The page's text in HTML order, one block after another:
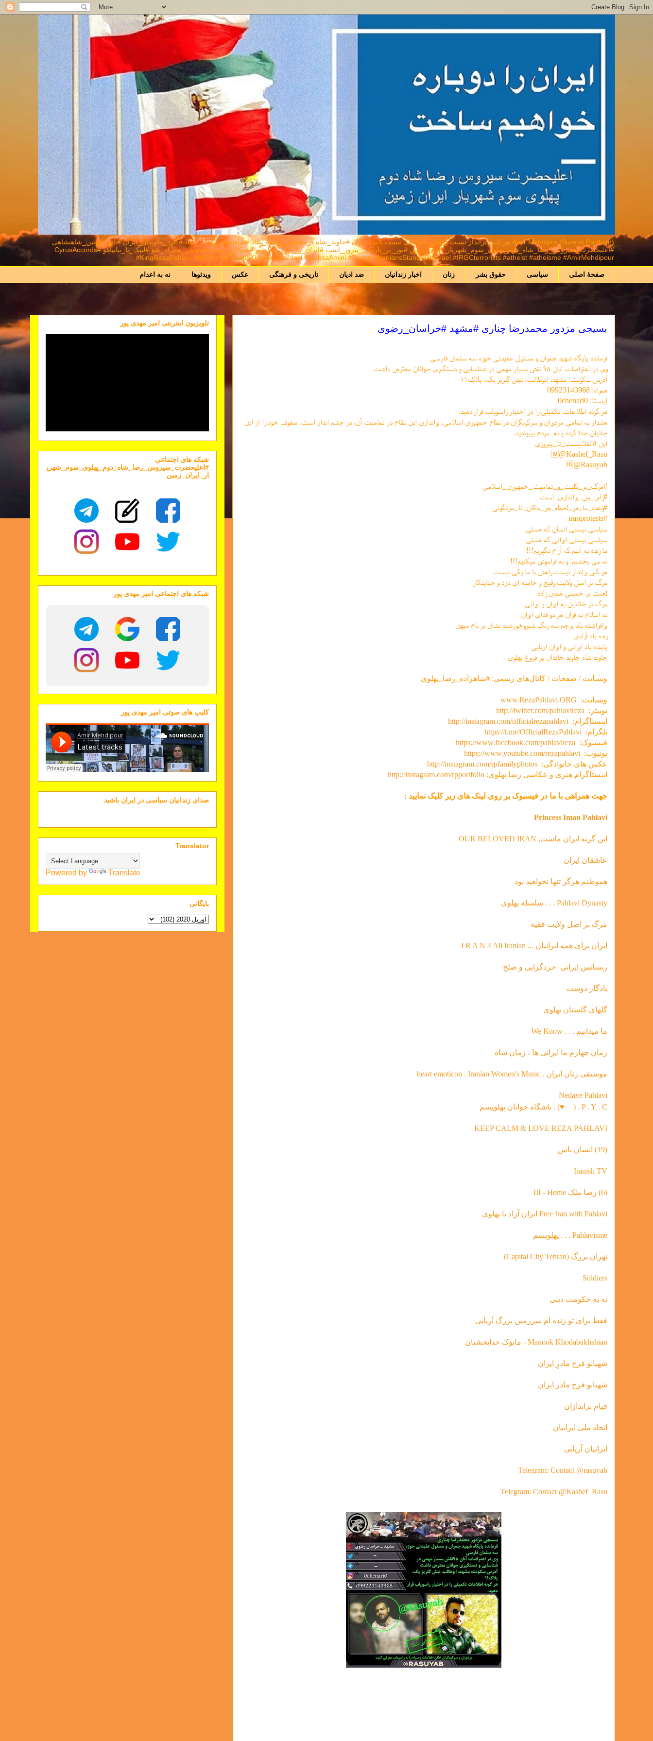
Amir Mehdipor (Surena Parthian) هر كس برانداز نيست راهش با ما يكی نيست پاینده ایران #جاوید_شاه #رضاشاه_روحت_شاد #شاهنشاه_روحت_شاد #گارد_جاویدان_ایران #تابع_قوانین_شاهنشاهی
#اعلیحضرت_سیروس_رضا_شاه_دوم_پهلوی_سوم_شهریار_ایران_زمین #نور_بر_تاریکی_پیروز_است #ایران_را_پس_میگیریم #همکاری_ملی⁩ #هموطن_همراه_شو #لبیک_یا_نتانیاهو #CyrusAccords
#KingRezaPahlavi #MIGA #MIGAwithKingRezaPahlavi #MahsaAmini #Trump #IraniansStandWithIsrael #IRGCterrorists #atheist #atheisme #AmirMehdipour
صفحهٔ اصلی سیاسی حقوق بشر زنان اخبار زندانیان ضد ادیان تاریخی و فرهنگی عکس ویدئوها نه به اعدام
بسیجی مزدور محمدرضا چناری #مشهد #خراسان_رضوی
فرمانده پایگاه شهید چمران و مسئول عقیدتی حوزه سه سلمان فارسی
وی در اعتراضات آبان ۹۸ نقش بسیار مهمی در شناسایی و دستگیری جوانان معترض داشت
آدرس سکونت: مشهد،‌ ابوطالب، نبش گلریز یک، پلاک۱۱
همراه: 09923143968
اینستا: 0chenari0
هر گونه اطلاعات تکمیلی را در اختیار راسویاب قرار دهید.
هشدار به تمامی مزدوران و سرکوبگران در نظام جمهوری اسلامی، براندازی این نظام در تمامیت آن، در چشم انداز است. صفوف خود را از این
جانیان جدا کرده و به مردم بپیوندید.
این #انقلابیست_تا_پیروزی
🆔@Kashef_Rasu
🆔@Rasuyab
#مرگ_بر_کلیت_و_تمامیت_جمهوری_اسلامی
#رای_من_براندازی_است
#وعده_ما_هر_لحظه_هر_مکان_تا_سرنگونی
#iranprotests
سیاسی نیستی انسان که هستی
سیاسی نیستی ایرانی که هستی
ما زنده به آنیم که آرام نگیریم!!!
نه می بخشیم٬ و نه فراموش میکنیم!!!
هر كس برانداز نيست راهش با ما يكی نيست
مرگ بر اصل ولايت وقيح و خامنه ای دزد و جنايتكار
لعنت بر خمينی هندی زاده
مرگ بر خائنين به ايران و ايرانی
نه اسلام نه قرآن هر دو فدای ایران
برافراشته باد پرچم سه رنگ شیروخورشید نشان بر بام میهن
زنده باد آزادى
پاينده باد ایرانی و ايران آريايی
جاوید شاه جاوید خاندان پر فروغ پهلوی
وبسایت / صفحات / کانال‌های رسمی: #شاهزاده_رضا_پهلوی
وبسایت: www.RezaPahlavi.ORG
توییتر: http://twitter.com/pahlavireza
اینستاگرام: http://instagram.com/officialrezapahlavi
تلگرام: https://t.me/OfficialRezaPahlavi
فیسبوک: https://www.facebook.com/pahlavireza
یوتیوب: https://www.youtube.com/rezapahlavi
عکس های خانوادگی: http://instagram.com/rpfamilyphotos
اینستاگرام هنری و عکاسی رضا پهلوی: http://instagram.com/rpportfolio
جهت همراهی با ما در فیسبوک بر روی لینک های زیر کلیک نمایید :
Princess Iman Pahlavi
این گربه ایران ماست, OUR BELOVED IRAN
عاشقان ایران
هموطنم هرگز تنها نخواهید بود
Pahlavi Dynasty . . . سلسله‌ پهلوی
مرگ بر اصل ولایت فقیه
ایران برای همه ایرانیان ... I R A N 4 All Iranian
رنسانس ایرانی -خردگرایی و صلح
يادگار دوست
گلهاى گلستان پهلوى
ما ميدانيم . . . We Know
زمان چهارم ما ايرانى ها ، زمان شاه
موسیقی‌ زنان ایران . heart emoticon . Iranian Women's Music
Nedaye Pahlavi
P . Y . C . (
♥) . باشگاه جوانان پهلویسم
KEEP CALM & LOVE REZA PAHLAVI
(19) انسان باش
Iranish TV
(6) رضا ملک III - Home
Free Iran with Pahlavi ایران آزاد با پهلوی
Pahlavisme . . . پهلویسم
تهران بزرگ (Capital City Tehran)
Soldiers
نه به حکومت دینی
فقط براى تو زنده ام سرزمين بزرگ آريايى
Manook Khodabakhshian - مانوک خدابخشیان
شهبانو فرح مادرِ ایران
شهبانو فرح مادر ايران
قیام براندازان
اتحاد ملی ایرانیان
ایرانیان آریایی
Telegram: Contact @rasuyab
Telegram: Contact @Kashef_Rasu
تلویزیون اینترنتی امیر مهدی پور
شبکه های اجتماعی
#اعلیحضرت_سیروس_رضا_شاه_دوم_پهلوی_سوم_شهری
ار_ایران_زمین
شبکه های اجتماعی امیر مهدی پور
کلیپ های صوتی امیر مهدی پور
صدای زندانیان سیاسی در ایران باشید
Translator
Powered by Translate
بايگانی